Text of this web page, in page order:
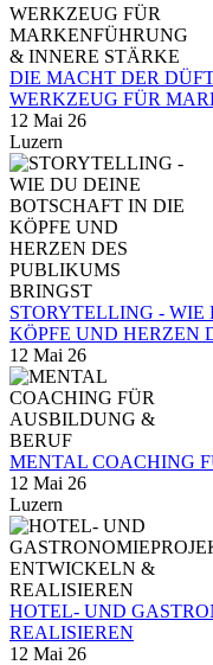
DIE MACHT DER
WERKZEUG FÜR
12 Mai 26
Luzern
STORYTELLING -
KÖPFE UND HERZEN
12 Mai 26
MENTAL COACHING
12 Mai 26
Luzern
HOTEL- UND
REALISIEREN
12 Mai 26